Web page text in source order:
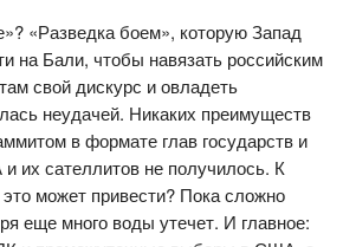
«Разведка боем», которую Запад
на Бали, чтобы навязать российским
свой дискурс и овладеть
неудачей. Никаких преимуществ
в формате глав государств и
их сателлитов не получилось. К
может привести? Пока сложно
еще много воды утечет. И главное: